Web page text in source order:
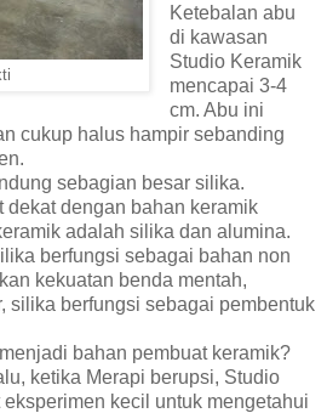
Ketebalan abu
di kawasan
Studio Keramik
mencapai 3-4
cm. Abu ini
cukup halus hampir sebanding
sebagian besar silika.
dekat dengan bahan keramik
adalah silika dan alumina.
berfungsi sebagai bahan non
kekuatan benda mentah,
silika berfungsi sebagai pembentuk
bahan pembuat keramik?
ketika Merapi berupsi, Studio
kecil untuk mengetahui